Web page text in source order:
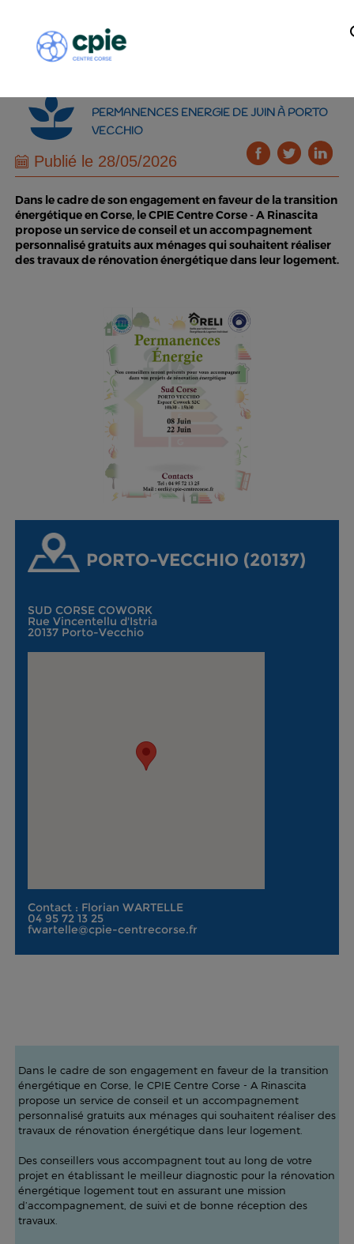
PERMANENCES ENERGIE DE JUIN À PORTO
VECCHIO
Publié le 28/05/2026
Dans le cadre de son engagement en faveur de la transition
énergétique en Corse, le CPIE Centre Corse - A Rinascita
propose un service de conseil et un accompagnement
personnalisé gratuits aux ménages qui souhaitent réaliser
des travaux de rénovation énergétique dans leur logement.
PORTO-VECCHIO (20137)
SUD CORSE COWORK
Rue Vincentellu d'Istria
20137 Porto-Vecchio
Contact : Florian WARTELLE
04 95 72 13 25
fwartelle@cpie-centrecorse.fr
Dans le cadre de son engagement en faveur de la transition
énergétique en Corse, le CPIE Centre Corse - A Rinascita
propose un service de conseil et un accompagnement
personnalisé gratuits aux ménages qui souhaitent réaliser des
travaux de rénovation énergétique dans leur logement.
Des conseillers vous accompagnent tout au long de votre
projet en établissant le meilleur diagnostic pour la rénovation
énergétique logement tout en assurant une mission
d’accompagnement, de suivi et de bonne réception des
travaux.